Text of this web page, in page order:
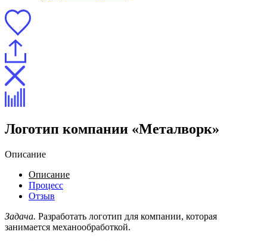
Логотип компании «Металворк»
Описание
Описание
Процесс
Отзыв
Задача. Разработать логотип для компании, которая
занимается механообработкой.